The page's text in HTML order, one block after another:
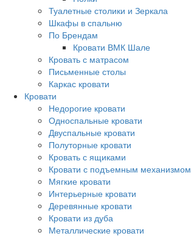
Туалетные столики и Зеркала
Шкафы в спальню
По Брендам
Кровати ВМК Шале
Кровать с матрасом
Письменные столы
Каркас кровати
Кровати
Недорогие кровати
Односпальные кровати
Двуспальные кровати
Полуторные кровати
Кровать с ящиками
Кровати с подъемным механизмом
Мягкие кровати
Интерьерные кровати
Деревянные кровати
Кровати из дуба
Металлические кровати